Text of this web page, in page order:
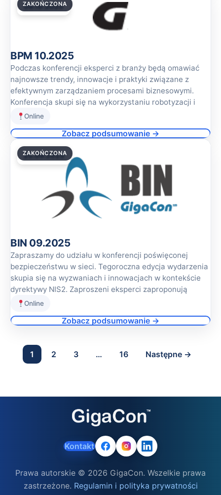
09.10.2025
ZAKOŃCZONA
BPM 10.2025
Podczas konferencji eksperci z branży będą omawiać
najnowsze trendy, innowacje i praktyki związane z
efektywnym zarządzaniem procesami biznesowymi.
Konferencja skupi się na wykorzystaniu robotyzacji i
Online
Zobacz podsumowanie →
25.09.2025
ZAKOŃCZONA
BIN 09.2025
Zapraszamy do udziału w konferencji poświęconej
bezpieczeństwu w sieci. Tegoroczna edycja wydarzenia
skupia się na wyzwaniach i innowacjach w kontekście
dyrektywy NIS2. Zaproszeni eksperci zaproponują
Online
Zobacz podsumowanie →
1 2 3 … 16 Następne →
Kontakt
Prawa autorskie © 2026 GigaCon. Wszelkie prawa
zastrzeżone. Regulamin i polityka prywatności